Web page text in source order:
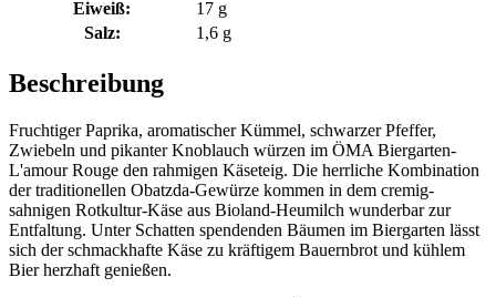
Eiweiß:
17 g
Salz:
1,6 g
Beschreibung
Fruchtiger Paprika, aromatischer Kümmel, schwarzer Pfeffer,
Zwiebeln und pikanter Knoblauch würzen im ÖMA Biergarten-
L'amour Rouge den rahmigen Käseteig. Die herrliche Kombination
der traditionellen Obatzda-Gewürze kommen in dem cremig-
sahnigen Rotkultur-Käse aus Bioland-Heumilch wunderbar zur
Entfaltung. Unter Schatten spendenden Bäumen im Biergarten lässt
sich der schmackhafte Käse zu kräftigem Bauernbrot und kühlem
Bier herzhaft genießen.